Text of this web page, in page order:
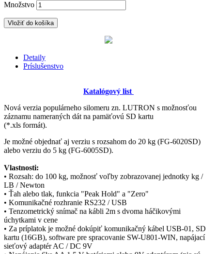
Množstvo
Vložiť do košíka
Detaily
Príslušenstvo
Katalógový list
Nová verzia populárneho silomeru zn. LUTRON s možnosťou
záznamu nameraných dát na pamäťovú SD kartu
(*.xls formát).
Je možné objednať aj verziu s rozsahom do 20 kg (FG-6020SD)
alebo verziu do 5 kg (FG-6005SD).
Vlastnosti:
• Rozsah: do 100 kg, možnosť voľby zobrazovanej jednotky kg /
LB / Newton
• Ťah alebo tlak, funkcia "Peak Hold" a "Zero"
• Komunikačné rozhranie RS232 / USB
• Tenzometrický snímač na kábli 2m s dvoma háčikovými
úchytkami v cene
• Za príplatok je možné dokúpiť komunikačný kábel USB-01, SD
kartu (16GB), software pre spracovanie SW-U801-WIN, napájací
sieťový adaptér AC / DC 9V